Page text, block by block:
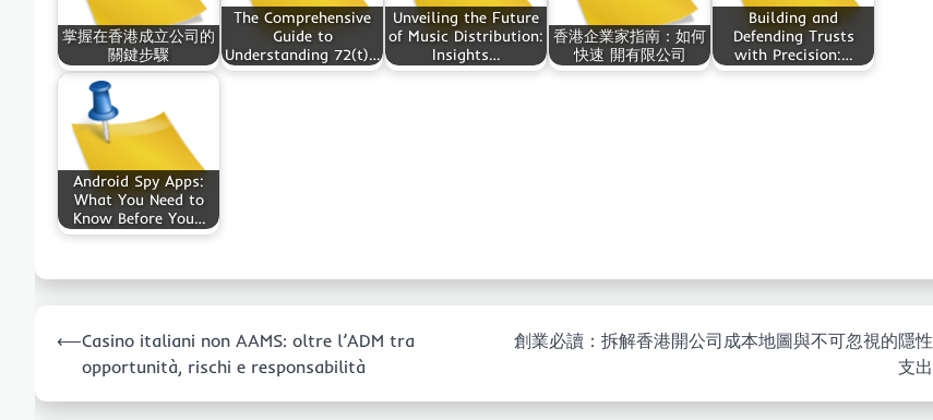
掌握在香港成立公司的
關鍵步驟
The Comprehensive
Guide to
Understanding 72(t)…
Unveiling the Future
of Music Distribution:
Insights…
香港企業家指南：如何
快速 開有限公司
Building and
Defending Trusts
with Precision:…
Android Spy Apps:
What You Need to
Know Before You…
navigation
⟵Casino italiani non AAMS: oltre l’ADM tra
opportunità, rischi e responsabilità
創業必讀：拆解香港開公司成本地圖與不可忽視的隱性
支出